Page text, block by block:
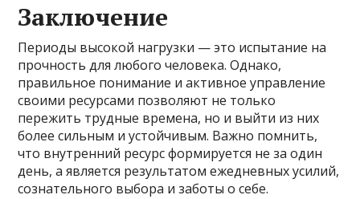
Заключение
Периоды высокой нагрузки — это испытание на
прочность для любого человека. Однако,
правильное понимание и активное управление
своими ресурсами позволяют не только
пережить трудные времена, но и выйти из них
более сильным и устойчивым. Важно помнить,
что внутренний ресурс формируется не за один
день, а является результатом ежедневных усилий,
сознательного выбора и заботы о себе.